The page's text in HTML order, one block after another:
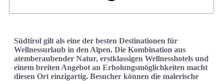
Südtirol gilt als eine der besten Destinationen für
Wellnessurlaub in den Alpen. Die Kombination aus
atemberaubender Natur, erstklassigen Wellnesshotels und
einem breiten Angebot an Erholungsmöglichkeiten macht
diesen Ort einzigartig. Besucher können die malerische